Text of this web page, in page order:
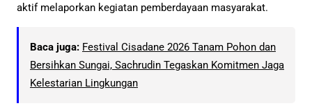
aktif melaporkan kegiatan pemberdayaan masyarakat.
Baca juga: Festival Cisadane 2026 Tanam Pohon dan
Bersihkan Sungai, Sachrudin Tegaskan Komitmen Jaga
Kelestarian Lingkungan